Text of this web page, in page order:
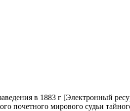
в 1883 г [Электронный
почетного мирового судьи